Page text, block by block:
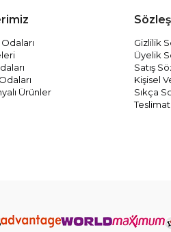
Ürünler
Gizlilik
Üyelik
Satış
Kişisel
Sıkça